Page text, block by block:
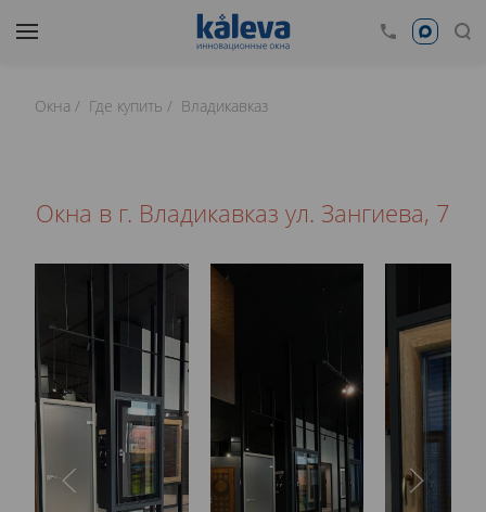
Окна Где купить Владикавказ
Окна в г. Владикавказ ул. Зангиева, 7